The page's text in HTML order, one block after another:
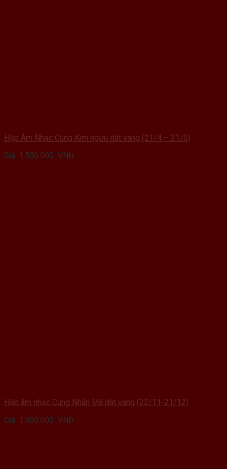
Hộp Âm Nhạc Cung Kim ngưu dát vàng (21/4 – 21/5)
Giá: 1.500.000 VNĐ
Hộp âm nhạc Cung Nhân Mã dát vàng (22/11-21/12)
Giá: 1.500.000 VNĐ